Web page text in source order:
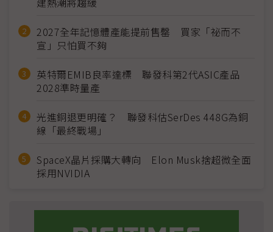
2027全年記憶體產能提前售罄 買家「祕而不
宣」只怕買不夠
英特爾EMIB良率達標 聯發科第2代ASIC產品
2028準時量產
光進銅退更明確？ 聯發科估SerDes 448G為銅
線「最終戰場」
SpaceX晶片採購大轉向 Elon Musk捨超微全面
採用NVIDIA